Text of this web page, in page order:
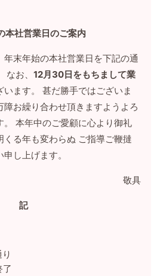
本社営業日のご案内
末年始の本社営業日を下記の通
なお、12月30日をもちまして業
います。 甚だ勝手ではございま
お繰り合わせ頂きますようよろ
。 本年中のご愛顧に心より御礼
くる年も変わらぬ ご指導ご鞭撻
し上げます。
敬具
記